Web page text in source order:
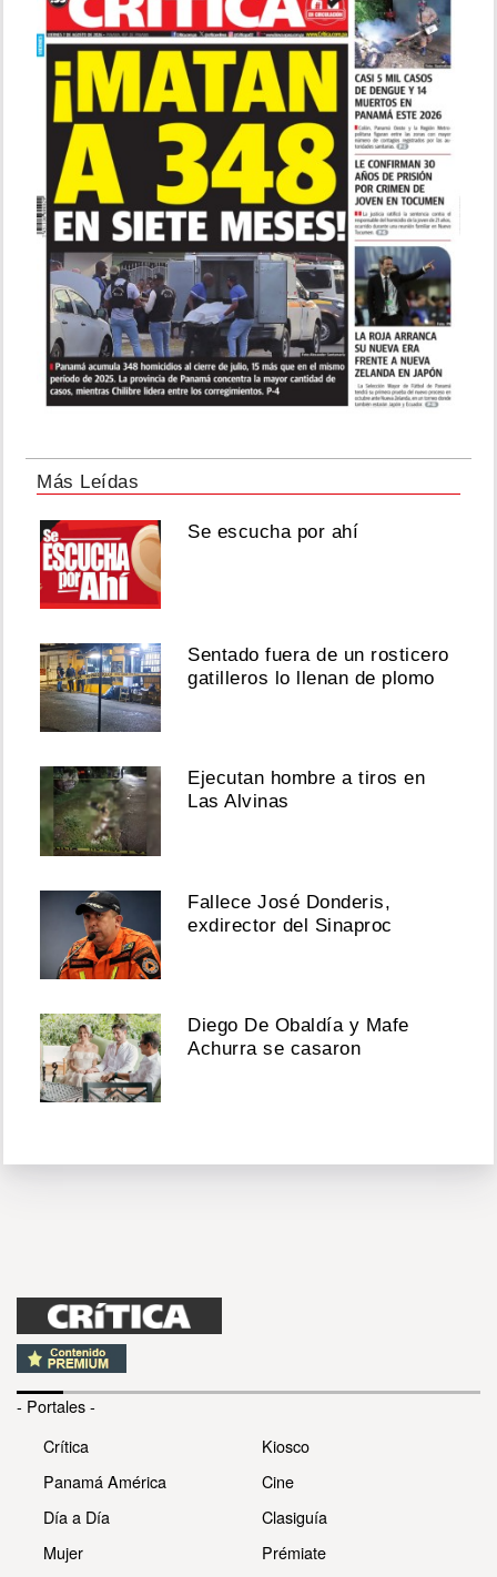
Más Leídas
Se escucha por ahí
Sentado fuera de un rosticero
gatilleros lo llenan de plomo
Ejecutan hombre a tiros en
Las Alvinas
Fallece José Donderis,
exdirector del Sinaproc
Diego De Obaldía y Mafe
Achurra se casaron
- Portales -
Crítica
Panamá América
Día a Día
Mujer
Kiosco
Cine
Clasiguía
Prémiate